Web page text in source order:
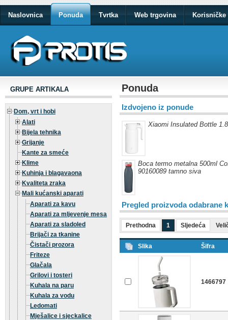
Naslovnica Ponuda Tvrtka Web trgovina Korisničke
GRUPE ARTIKALA
Dom, vrt i hobi
Alati
Bijela tehnika
Grijanje
Kante za smeće
Klime
Kuhinja i blagavaona
Kvaliteta zraka
Mali kućanski aparati
Aparati za kavu
Aparati za mljevenje mesa
Aparati za sladoled
Brijači za tkanine
Čistači prozora
Friteze
Glačala
Grilovi i tosteri
Kuhala na paru
Kuhala za vodu
Ledomati
Mješalice i sjeckalice
Ponuda
Izdvojeno iz ponude
Xiaomi Insulated Bottle
Boca termo metalna 500ml
90160089 tamno siva
Pregled proizvoda odabrane
Prethodna 1 Sljedeća
Slika Šifra
1466797